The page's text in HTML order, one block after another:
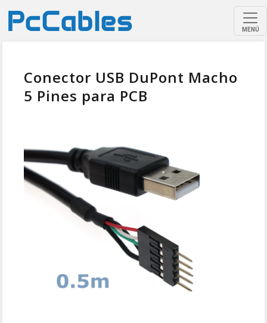
MENÚ
Conector USB DuPont Macho
5 Pines para PCB